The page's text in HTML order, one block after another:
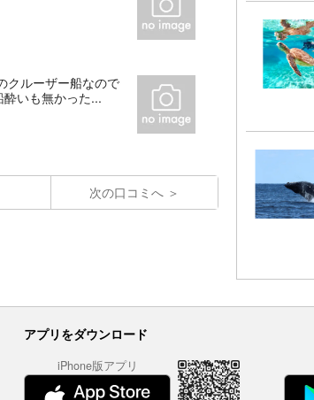
クルーザー船なので
いも無かった...
次の口コミへ
アプリをダウンロード
iPhone版アプリ